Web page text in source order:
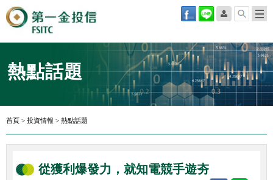
熱點話題
首頁 > 投資情報 > 熱點話題
從獲利爆發力，就知電競手遊夯